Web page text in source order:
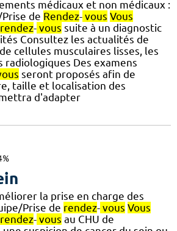
médicaux et non médicaux :
de Rendez- vous Vous
rendez- vous suite à un diagnostic
Consultez les actualités de
cellules musculaires lisses, les
Des examens
seront proposés afin de
taille et localisation des
d'adapter
la prise en charge des
Prise de rendez- vous Vous
rendez- vous au CHU de